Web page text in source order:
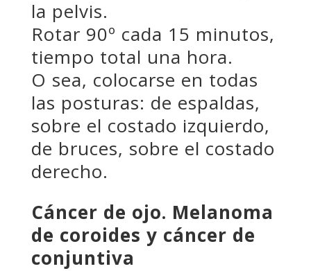
la pelvis.
Rotar 90º cada 15 minutos,
tiempo total una hora.
O sea, colocarse en todas
las posturas: de espaldas,
sobre el costado izquierdo,
de bruces, sobre el costado
derecho.
Cáncer de ojo. Melanoma
de coroides y cáncer de
conjuntiva